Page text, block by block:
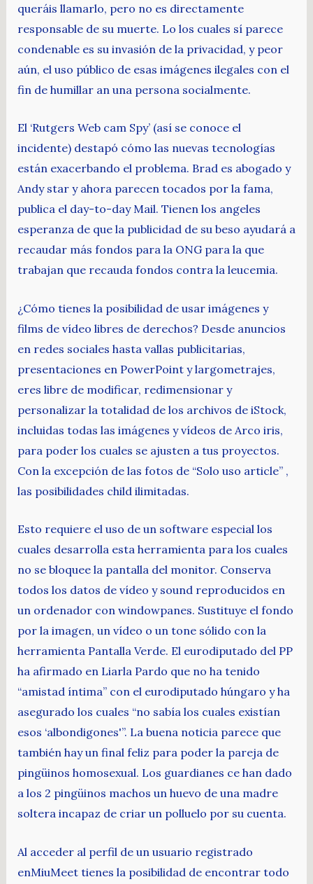
queráis llamarlo, pero no es directamente
responsable de su muerte. Lo los cuales sí parece
condenable es su invasión de la privacidad, y peor
aún, el uso público de esas imágenes ilegales con el
fin de humillar an una persona socialmente.
El ‘Rutgers Web cam Spy’ (así se conoce el
incidente) destapó cómo las nuevas tecnologías
están exacerbando el problema. Brad es abogado y
Andy star y ahora parecen tocados por la fama,
publica el day-to-day Mail. Tienen los angeles
esperanza de que la publicidad de su beso ayudará a
recaudar más fondos para la ONG para la que
trabajan que recauda fondos contra la leucemia.
¿Cómo tienes la posibilidad de usar imágenes y
films de vídeo libres de derechos? Desde anuncios
en redes sociales hasta vallas publicitarias,
presentaciones en PowerPoint y largometrajes,
eres libre de modificar, redimensionar y
personalizar la totalidad de los archivos de iStock,
incluidas todas las imágenes y vídeos de Arco iris,
para poder los cuales se ajusten a tus proyectos.
Con la excepción de las fotos de “Solo uso article” ,
las posibilidades child ilimitadas.
Esto requiere el uso de un software especial los
cuales desarrolla esta herramienta para los cuales
no se bloquee la pantalla del monitor. Conserva
todos los datos de vídeo y sound reproducidos en
un ordenador con windowpanes. Sustituye el fondo
por la imagen, un vídeo o un tone sólido con la
herramienta Pantalla Verde. El eurodiputado del PP
ha afirmado en Liarla Pardo que no ha tenido
“amistad íntima” con el eurodiputado húngaro y ha
asegurado los cuales “no sabía los cuales existían
esos ‘albondigones'”. La buena noticia parece que
también hay un final feliz para poder la pareja de
pingüinos homosexual. Los guardianes ce han dado
a los 2 pingüinos machos un huevo de una madre
soltera incapaz de criar un polluelo por su cuenta.
Al acceder al perfil de un usuario registrado
enMiuMeet tienes la posibilidad de encontrar todo